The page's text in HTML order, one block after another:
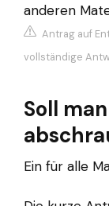
anderen
Antrag auf
vollständige
Soll
Ein für alle